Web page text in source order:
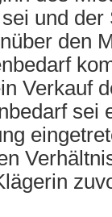
und
den
Verkauf
sei